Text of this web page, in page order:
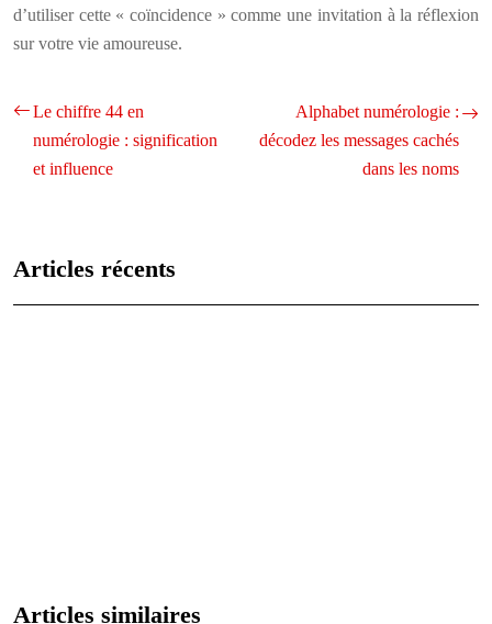
d’utiliser cette « coïncidence » comme une invitation à la réflexion
sur votre vie amoureuse.
Le chiffre 44 en
numérologie : signification
et influence
Alphabet numérologie :
décodez les messages cachés
dans les noms
Articles récents
Articles similaires